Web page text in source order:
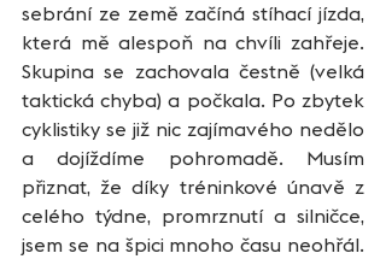
sebrání ze země začíná stíhací jízda,
která mě alespoň na chvíli zahřeje.
Skupina se zachovala čestně (velká
taktická chyba) a počkala. Po zbytek
cyklistiky se již nic zajímavého nedělo
a dojíždíme pohromadě. Musím
přiznat, že díky tréninkové únavě z
celého týdne, promrznutí a silničce,
jsem se na špici mnoho času neohřál.